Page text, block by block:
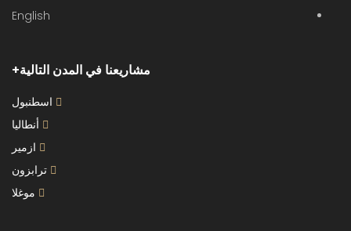
English
مشاريعنا في المدن التالية
اسطنبول
أنطاليا
ازمير
ترابزون
موغلا